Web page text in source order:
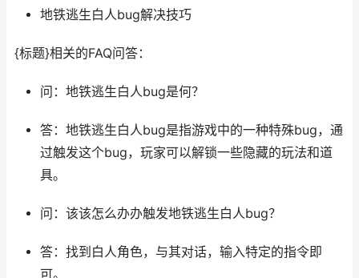
地铁逃生白人bug解决技巧
{标题}相关的FAQ问答：
问：地铁逃生白人bug是何？
答：地铁逃生白人bug是指游戏中的一种特殊bug，通
过触发这个bug，玩家可以解锁一些隐藏的玩法和道
具。
问：该该怎么办办触发地铁逃生白人bug？
答：找到白人角色，与其对话，输入特定的指令即
可。